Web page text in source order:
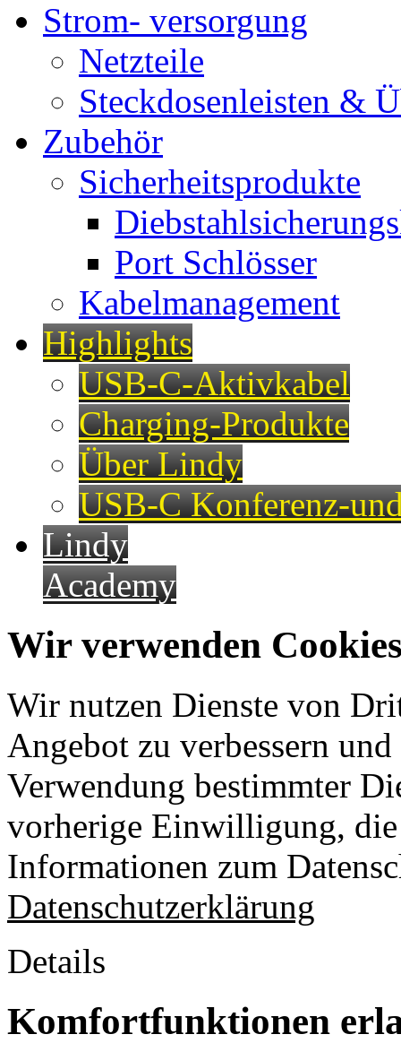
Strom- versorgung
Netzteile
Steckdosenleisten &
Zubehör
Sicherheitsprodukte
Port Schlösser
Kabelmanagement
Highlights
USB-C-Aktivkabel
Charging-Produkte
Über Lindy
USB-C Konferenz-
Lindy
Academy
Wir verwenden
Wir nutzen Dienste von
Angebot zu verbessern
Verwendung bestimmter
vorherige Einwilligung,
Informationen zum
Datenschutzerklärung
Details
Komfortfunktionen